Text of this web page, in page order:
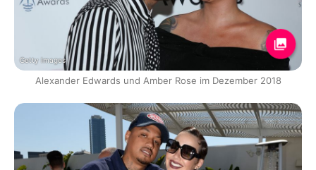
Getty Images
Alexander Edwards und Amber Rose im Dezember 2018